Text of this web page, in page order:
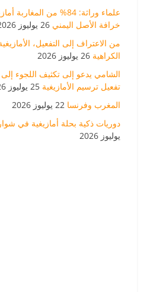
علماء وراثة: 84% من
خرافة الأصل اليمني 26 يوليوز 2026
من الاعتراف إلى التفعيل،
الكراهية 26 يوليوز 2026
الشامي يدعو إلى تكثيف اللجوء
تفعيل ترسيم الأمازيغية 25 يوليوز 2026
المغرب وفرنسا 22 يوليوز 2026
دوريات ذكية بحلة أمازيغية في
يوليوز 2026